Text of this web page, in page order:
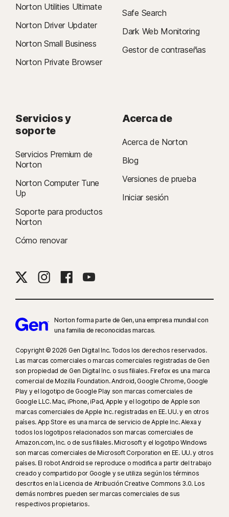
Norton Utilities Ultimate
Norton Driver Updater
Norton Small Business
Norton Private Browser
Safe Search
Dark Web Monitoring
Gestor de contraseñas
Servicios y
soporte
Servicios Premium de
Norton
Norton Computer Tune
Up
Soporte para productos
Norton
Cómo renovar
Acerca de
Acerca de Norton
Blog
Versiones de prueba
Iniciar sesión
Norton forma parte de Gen, una empresa mundial con
una familia de reconocidas marcas.
Copyright © 2026 Gen Digital Inc. Todos los derechos reservados.
Las marcas comerciales o marcas comerciales registradas de Gen
son propiedad de Gen Digital Inc. o sus filiales. Firefox es una marca
comercial de Mozilla Foundation. Android, Google Chrome, Google
Play y el logotipo de Google Play son marcas comerciales de
Google LLC. Mac, iPhone, iPad, Apple y el logotipo de Apple son
marcas comerciales de Apple Inc. registradas en EE. UU. y en otros
países. App Store es una marca de servicio de Apple Inc. Alexa y
todos los logotipos relacionados son marcas comerciales de
Amazon.com, Inc. o de sus filiales. Microsoft y el logotipo Windows
son marcas comerciales de Microsoft Corporation en EE. UU. y otros
países. El robot Android se reproduce o modifica a partir del trabajo
creado y compartido por Google y se utiliza según los términos
descritos en la Licencia de Atribución Creative Commons 3.0. Los
demás nombres pueden ser marcas comerciales de sus
respectivos propietarios.